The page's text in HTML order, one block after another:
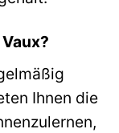
Ihnen die